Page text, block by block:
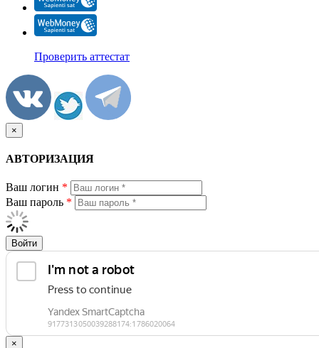
Проверить аттестат
×
АВТОРИЗАЦИЯ
Ваш логин *
Ваш пароль *
Войти
×